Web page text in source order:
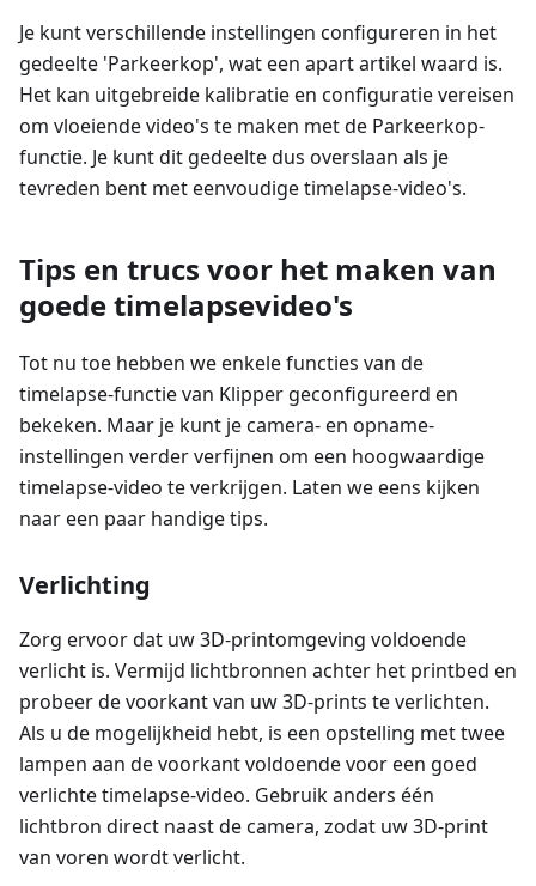
Je kunt verschillende instellingen configureren in het
gedeelte 'Parkeerkop', wat een apart artikel waard is.
Het kan uitgebreide kalibratie en configuratie vereisen
om vloeiende video's te maken met de Parkeerkop-
functie. Je kunt dit gedeelte dus overslaan als je
tevreden bent met eenvoudige timelapse-video's.
Tips en trucs voor het maken van
goede timelapsevideo's
Tot nu toe hebben we enkele functies van de
timelapse-functie van Klipper geconfigureerd en
bekeken. Maar je kunt je camera- en opname-
instellingen verder verfijnen om een hoogwaardige
timelapse-video te verkrijgen. Laten we eens kijken
naar een paar handige tips.
Verlichting
Zorg ervoor dat uw 3D-printomgeving voldoende
verlicht is. Vermijd lichtbronnen achter het printbed en
probeer de voorkant van uw 3D-prints te verlichten.
Als u de mogelijkheid hebt, is een opstelling met twee
lampen aan de voorkant voldoende voor een goed
verlichte timelapse-video. Gebruik anders één
lichtbron direct naast de camera, zodat uw 3D-print
van voren wordt verlicht.